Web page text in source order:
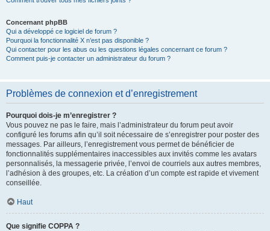
Concernant phpBB
Qui a développé ce logiciel de forum ?
Pourquoi la fonctionnalité X n’est pas disponible ?
Qui contacter pour les abus ou les questions légales concernant ce forum ?
Comment puis-je contacter un administrateur du forum ?
Problèmes de connexion et d’enregistrement
Pourquoi dois-je m’enregistrer ?
Vous pouvez ne pas le faire, mais l’administrateur du forum peut avoir
configuré les forums afin qu’il soit nécessaire de s’enregistrer pour poster des
messages. Par ailleurs, l’enregistrement vous permet de bénéficier de
fonctionnalités supplémentaires inaccessibles aux invités comme les avatars
personnalisés, la messagerie privée, l’envoi de courriels aux autres membres,
l’adhésion à des groupes, etc. La création d’un compte est rapide et vivement
conseillée.
Haut
Que signifie COPPA ?